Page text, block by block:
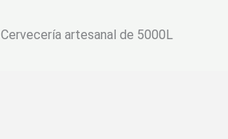
Cervecería artesanal de 5000L